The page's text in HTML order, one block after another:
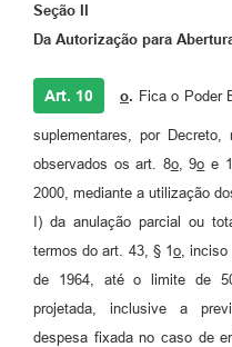
Seção II
Da Autorização para
Art. 10 o. Fica o Poder
suplementares, por Decreto,
observados os art. 8o, 9o e
2000, mediante a utilização
I) da anulação parcial ou
termos do art. 43, § 1 o ,
de 1964, até o limite de
projetada, inclusive a
despesa fixada no caso de